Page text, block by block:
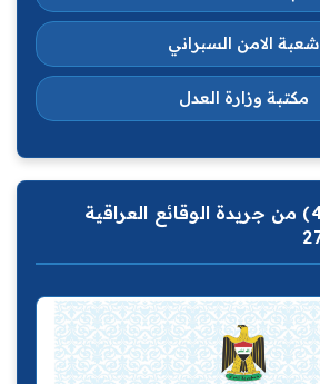
شعبة الامن السبراني
مكتبة وزارة العدل
صدر العدد (4875) من جريدة الوقائع العراقية